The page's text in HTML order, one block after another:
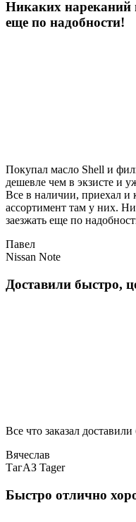
Никаких нареканий
еще по надобности!
Покупал масло Shell и
дешевле чем в экзисте и
Все в наличии, приехал и
ассортимент там у них.
заезжать еще по
Павел
Nissan Note
Доставили быстро,
Все что заказал
Вячеслав
ТагАЗ Tager
Быстро отлично